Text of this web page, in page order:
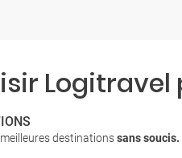
destinationssans soucis.